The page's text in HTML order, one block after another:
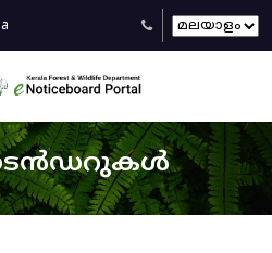
ടെൻഡറുകൾ